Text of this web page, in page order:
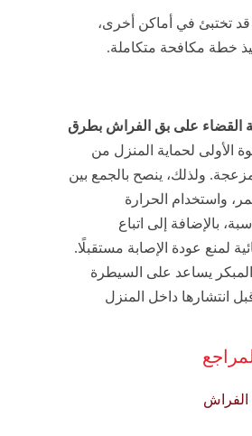
قد تختبئ في أماكن أخرى،
خطة مكافحة متكاملة.
القضاء على بق الفراش بطرق
الأولى لحماية المنزل من
ولذلك، ينصح بالجمع بين
واستخدام الحرارة
بالإضافة إلى اتباع
لمنع عودة الإصابة مستقبلًا.
يساعد على السيطرة
انتشارها داخل المنزل
الفراش